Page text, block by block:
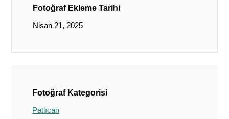
Fotoğraf Ekleme Tarihi
Nisan 21, 2025
Fotoğraf Kategorisi
Patlıcan